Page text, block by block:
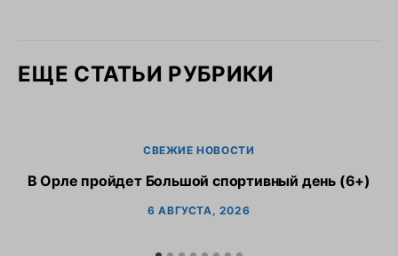
ЕЩЕ СТАТЬИ РУБРИКИ
СВЕЖИЕ НОВОСТИ
В Орле пройдет Большой спортивный день (6+)
6 АВГУСТА, 2026